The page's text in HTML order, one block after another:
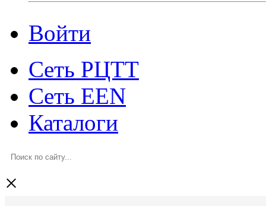
Войти
Сеть РЦТТ
Сеть EEN
Каталоги
×